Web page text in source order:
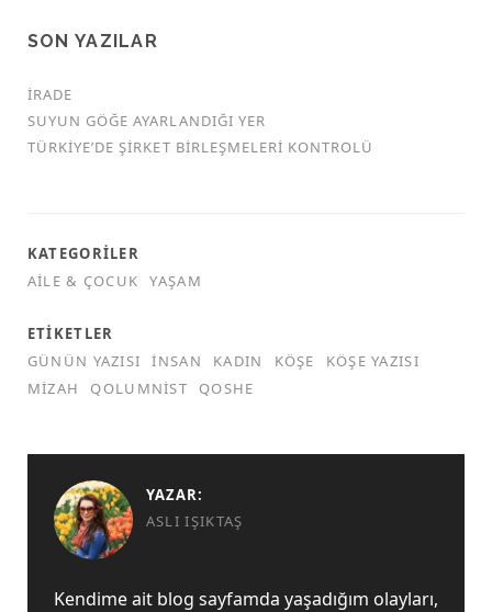
SON YAZILAR
İRADE
SUYUN GÖĞE AYARLANDIĞI YER
TÜRKİYE’DE ŞİRKET BİRLEŞMELERİ KONTROLÜ
KATEGORILER
AILE & ÇOCUK
YAŞAM
ETIKETLER
GÜNÜN YAZISI
INSAN KADIN KÖŞE
KÖŞE YAZISI
MIZAH
QOLUMNIST QOSHE
YAZAR:
ASLI IŞIKTAŞ
Kendime ait blog sayfamda yaşadığım olayları,